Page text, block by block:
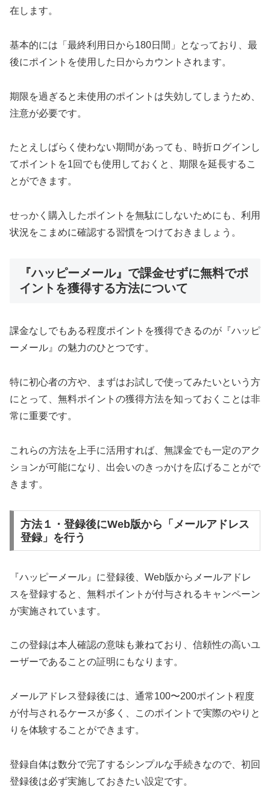
在します。
基本的には「最終利用日から180日間」となっており、最
後にポイントを使用した日からカウントされます。
期限を過ぎると未使用のポイントは失効してしまうため、
注意が必要です。
たとえしばらく使わない期間があっても、時折ログインし
てポイントを1回でも使用しておくと、期限を延長するこ
とができます。
せっかく購入したポイントを無駄にしないためにも、利用
状況をこまめに確認する習慣をつけておきましょう。
『ハッピーメール』で課金せずに無料でポ
イントを獲得する方法について
課金なしでもある程度ポイントを獲得できるのが『ハッピ
ーメール』の魅力のひとつです。
特に初心者の方や、まずはお試しで使ってみたいという方
にとって、無料ポイントの獲得方法を知っておくことは非
常に重要です。
これらの方法を上手に活用すれば、無課金でも一定のアク
ションが可能になり、出会いのきっかけを広げることがで
きます。
方法１・登録後にWeb版から「メールアドレス
登録」を行う
『ハッピーメール』に登録後、Web版からメールアドレ
スを登録すると、無料ポイントが付与されるキャンペーン
が実施されています。
この登録は本人確認の意味も兼ねており、信頼性の高いユ
ーザーであることの証明にもなります。
メールアドレス登録後には、通常100〜200ポイント程度
が付与されるケースが多く、このポイントで実際のやりと
りを体験することができます。
登録自体は数分で完了するシンプルな手続きなので、初回
登録後は必ず実施しておきたい設定です。